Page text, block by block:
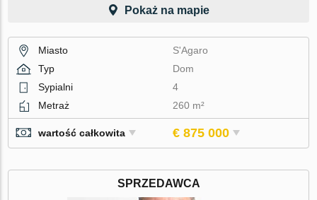
Pokaż na mapie
Miasto
S'Agaro
Typ
Dom
Sypialni
4
Metraż
260 m²
wartość całkowita € 875 000
SPRZEDAWCA